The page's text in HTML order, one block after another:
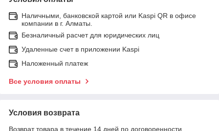
Наличными, банковской картой или Kaspi QR в офисе
компании в г. Алматы.
Безналичный расчет для юридических лиц
Удаленные счет в приложении Kaspi
Наложенный платеж
Все условия оплаты
Условия возврата
Возврат товара в течение 14 дней по договоренности